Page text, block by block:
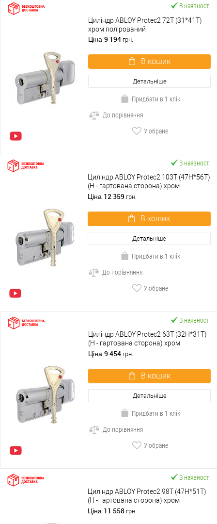
В наявності
Циліндр ABLOY Protec2 72T (31*41T)
хром полірований
Ціна 9 194 грн.
В кошик
Детальніше
Придбати в 1 клік
До порівняння
У обране
В наявності
Циліндр ABLOY Protec2 103T (47H*56T)
(H - гартована сторона) хром
полірований
Ціна 12 359 грн.
В кошик
Детальніше
Придбати в 1 клік
До порівняння
У обране
В наявності
Циліндр ABLOY Protec2 63T (32H*31T)
(H - гартована сторона) хром
полірований
Ціна 9 454 грн.
В кошик
Детальніше
Придбати в 1 клік
До порівняння
У обране
В наявності
Циліндр ABLOY Protec2 98T (47H*51T)
(H - гартована сторона) хром
полірований
Ціна 11 558 грн.